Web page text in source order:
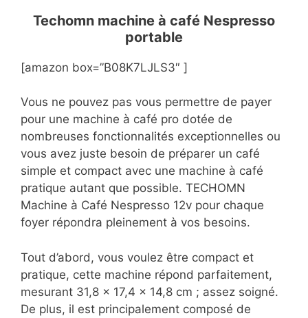
Techomn machine à café Nespresso
portable
[amazon box=”B08K7LJLS3″ ]
Vous ne pouvez pas vous permettre de payer
pour une machine à café pro dotée de
nombreuses fonctionnalités exceptionnelles ou
vous avez juste besoin de préparer un café
simple et compact avec une machine à café
pratique autant que possible. TECHOMN
Machine à Café Nespresso 12v pour chaque
foyer répondra pleinement à vos besoins.
Tout d’abord, vous voulez être compact et
pratique, cette machine répond parfaitement,
mesurant 31,8 x 17,4 x 14,8 cm ; assez soigné.
De plus, il est principalement composé de